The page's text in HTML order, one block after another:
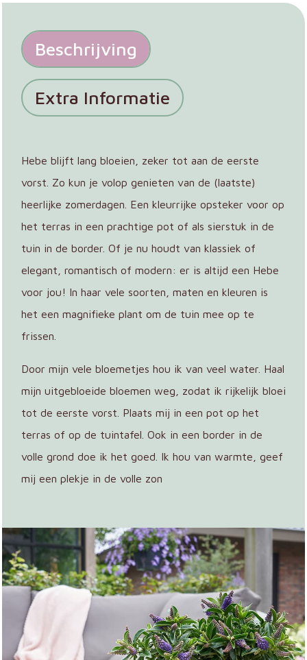
Beschrijving
Extra Informatie
Hebe blijft lang bloeien, zeker tot aan de eerste
vorst. Zo kun je volop genieten van de (laatste)
heerlijke zomerdagen. Een kleurrijke opsteker voor op
het terras in een prachtige pot of als sierstuk in de
tuin in de border. Of je nu houdt van klassiek of
elegant, romantisch of modern: er is altijd een Hebe
voor jou! In haar vele soorten, maten en kleuren is
het een magnifieke plant om de tuin mee op te
frissen.
Door mijn vele bloemetjes hou ik van veel water. Haal
mijn uitgebloeide bloemen weg, zodat ik rijkelijk bloei
tot de eerste vorst. Plaats mij in een pot op het
terras of op de tuintafel. Ook in een border in de
volle grond doe ik het goed. Ik hou van warmte, geef
mij een plekje in de volle zon